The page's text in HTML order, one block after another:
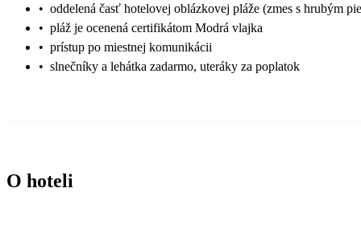
• oddelená časť hotelovej oblázkovej pláže (zmes s hrubým
• pláž je ocenená certifikátom Modrá vlajka
• prístup po miestnej komunikácii
• slnečníky a lehátka zadarmo, uteráky za poplatok
O hoteli